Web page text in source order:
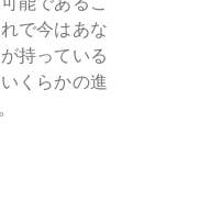
で今はあな
持っている
くらかの進